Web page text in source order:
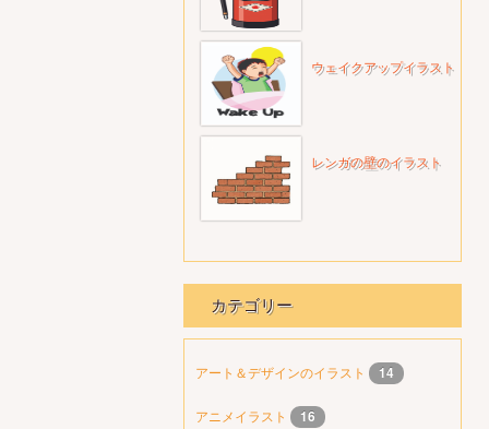
ウェイクアップイラスト
レンガの壁のイラスト
カテゴリー
アート＆デザインのイラスト 14
アニメイラスト 16